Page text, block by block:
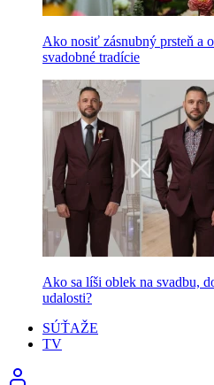
Ako nosiť zásnubný prsteň a
svadobné tradície
Ako sa líši oblek na svadbu,
udalosti?
SÚŤAŽE
TV